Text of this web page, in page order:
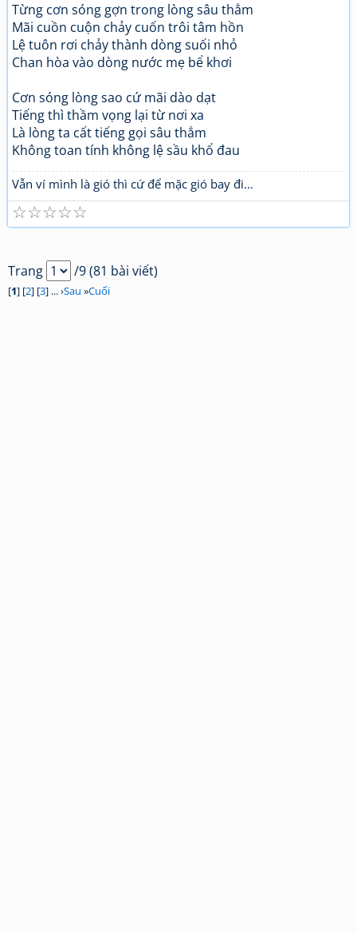
Từng cơn sóng gợn trong lòng sâu thẳm
Mãi cuồn cuộn chảy cuốn trôi tâm hồn
Lệ tuôn rơi chảy thành dòng suối nhỏ
Chan hòa vào dòng nước mẹ bể khơi
Cơn sóng lòng sao cứ mãi dào dạt
Tiếng thì thầm vọng lại từ nơi xa
Là lòng ta cất tiếng gọi sâu thẳm
Không toan tính không lệ sầu khổ đau
Vẫn ví mình là gió thì cứ để mặc gió bay đi...
☆
☆
☆
☆
☆
Trang /9 (81 bài viết)
[1] [2] [3] ... ›Sau »Cuối